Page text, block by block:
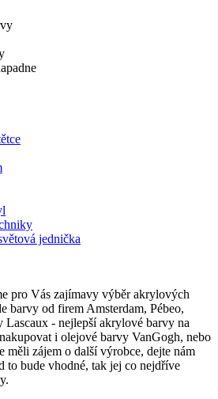
jednička
pro Vás zajímavy výběr akrylových
barvy od firem Amsterdam, Pébeo,
Lascaux - nejlepší akrylové barvy na
i olejové barvy VanGogh, nebo
měli zájem o další výrobce, dejte nám
to bude vhodné, tak jej co nejdříve